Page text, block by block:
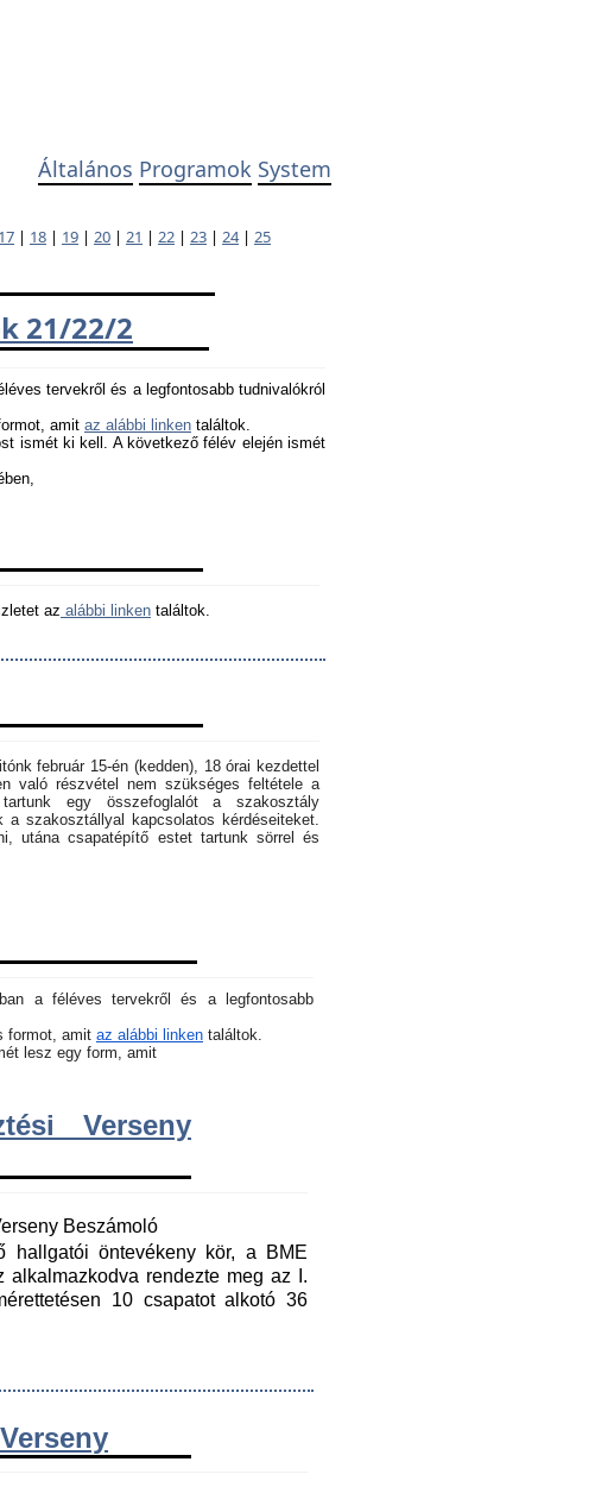
Általános Programok System
17 | 18 | 19 | 20 | 21 | 22 | 23 | 24| 25
21/22/2
tervekről és a legfontosabb tudnivalókról
amit az alábbi linken találtok.
ismét ki kell. A következő félév elején ismét
az alábbi linken találtok.
február 15-én (kedden), 18 órai kezdettel
való részvétel nem szükséges feltétele a
egy összefoglalót a szakosztály
a szakosztállyal kapcsolatos kérdéseiteket.
utána csapatépítő estet tartunk sörrel és
a féléves tervekről és a legfontosabb
formot, amit az alábbi linken találtok.
lesz egy form, amit
Verseny
Beszámoló
hallgatói öntevékeny kör, a BME
alkalmazkodva rendezte meg az I.
10 csapatot alkotó 36